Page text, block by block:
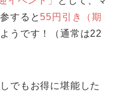
すると 55円引き（期
うです！（通常は22
でもお得に堪能した